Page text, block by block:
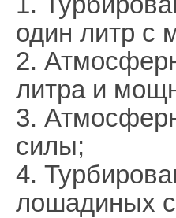
один литр с
2.
литра и
3.
силы;
4.
лошадиных